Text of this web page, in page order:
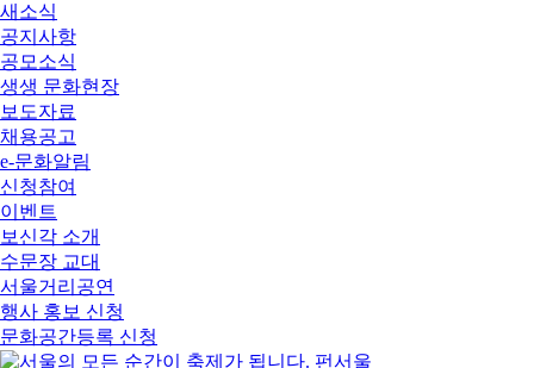
새소식
공지사항
공모소식
생생 문화현장
보도자료
채용공고
e-문화알림
신청참여
이벤트
보신각 소개
수문장 교대
서울거리공연
행사 홍보 신청
문화공간등록 신청